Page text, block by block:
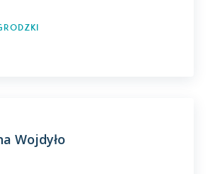
Wojdyło